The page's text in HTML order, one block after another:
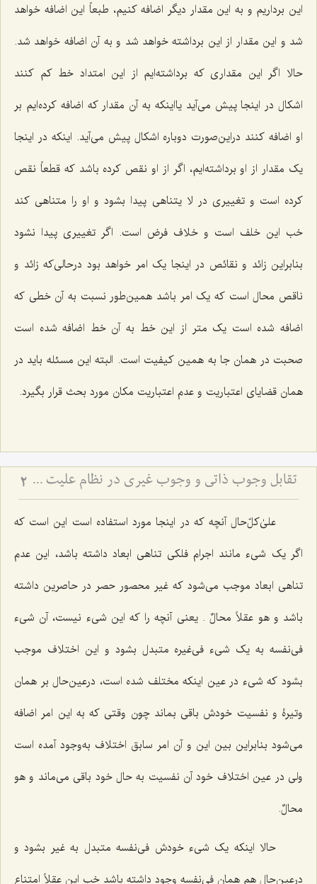
این برداریم و به این مقدار دیگر اضافه کنیم، طبعاً این اضافه خواهد
شد و این مقدار از این برداشته خواهد شد و به آن اضافه خواهد شد.
حالا اگر این مقداری که برداشته‌ایم از این امتداد خط کم کنند
اشکال در اینجا پیش می‌آید یااینکه به آن مقدار که اضافه کرده‌ایم بر
او اضافه کنند دراین‌صورت دوباره اشکال پیش می‌آید. اینکه در اینجا
یک مقدار از او برداشته‌ایم، اگر از او نقص کرده باشد که قطعاً نقص
کرده است و تغییری در لا یتناهی پیدا بشود و او را متناهی کند
خب این خلف است و خلاف فرض است. اگر تغییری پیدا نشود
بنابراین زائد و نقائص در اینجا یک امر خواهد بود درحالی‌که زائد و
ناقص محال است که یک امر باشد همین‌طور نسبت به آن خطی که
اضافه شده است یک متر از این خط به آن خط اضافه شده است
صحبت در همان جا به همین کیفیت است. البته این مسئله باید در
همان قضایای اعتباریت و عدم اعتباریت مکان مورد بحث قرار بگیرد.
تقابل وجوب ذاتی و وجوب غیری در نظام علیت - تحلیل تلازم‌های منطقی و قضایای شرطیه در فلسفه 2
علیٰ‌کلّ‌حال آنچه که در اینجا مورد استفاده است این است که
اگر یک شیء مانند اجرام فلکی تناهی ابعاد داشته باشد، این عدم
تناهی ابعاد موجب می‌شود که غیر محصور حصر در حاصرین داشته
باشد وهو عقلاً محالٌ. یعنی آنچه را که این شیء نیست، آن شیء
فی‌نفسه به یک شیء فی‌غیره متبدل بشود و این اختلاف موجب
بشود که شیء در عین اینکه مختلف شده است، درعین‌حال بر همان
وتیرۀ و نفسیت خودش باقی بماند چون وقتی که به این امر اضافه
می‌شود بنابراین بین این و آن امر سابق اختلاف به‌وجود آمده است
ولی در عین اختلاف خود آن نفسیت به حال خود باقی می‌ماند و هو
محالٌ.
حالا اینکه یک شیء خودش فی‌نفسه متبدل به غیر بشود و
درعین‌حال هم همان فی‌نفسه وجود داشته باشد خب این عقلاً امتناع